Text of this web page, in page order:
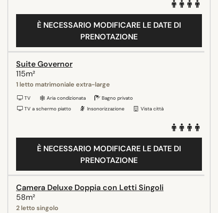
È NECESSARIO MODIFICARE LE DATE DI
PRENOTAZIONE
Suite Governor
115m²
1 letto matrimoniale extra-large
TV Aria condizionata
Bagno privato
TV a schermo piatto
Insonorizzazione Vista città
È NECESSARIO MODIFICARE LE DATE DI
PRENOTAZIONE
Camera Deluxe Doppia con Letti Singoli
58m²
2 letto singolo